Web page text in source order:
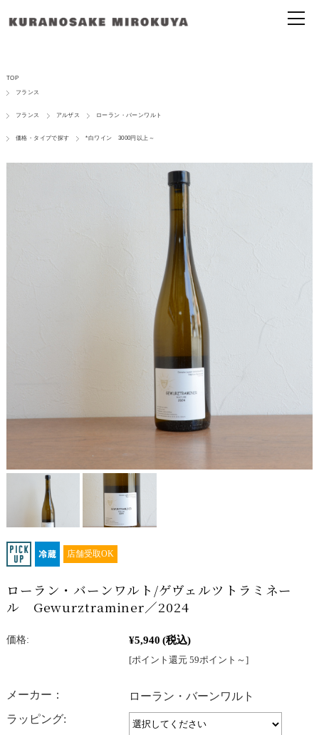
TOP
フランス
フランス アルザス ローラン・バーンワルト
価格・タイプで探す *白ワイン 3000円以上～
店舗受取OK
ローラン・バーンワルト/ゲヴェルツトラミネー
ル Gewurztraminer／2024
価格: ¥5,940 (税込)
[ポイント還元 59ポイント～]
メーカー：
ローラン・バーンワルト
ラッピング: